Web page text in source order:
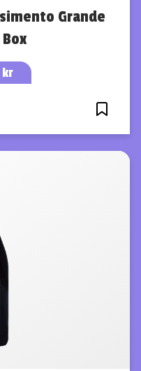
Grande
kr